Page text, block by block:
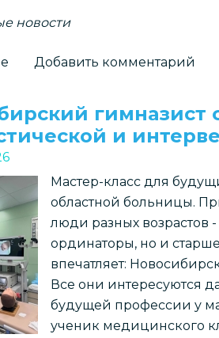
новости
подготовило
рекомендации
по
проведению
Дня
знаний
в
Год
единства
народов
России
Добавить комментарий
гимназист
и
Мастер-класс для
областной больницы.
люди разных возрастов
ординаторы, но и
впечатляет:
Все они интересуются
будущей профессии у
ученик медицинского